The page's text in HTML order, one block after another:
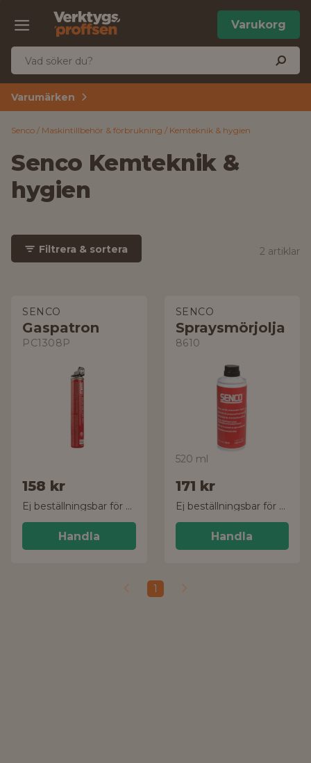
Varukorg
Varumärken
Senco Maskintillbehör & förbrukning Kemteknik & hygien
Senco Kemteknik &
hygien
Filtrera & sortera 2 artiklar
SENCO
Gaspatron
PC1308P
158 kr
Ej beställningsbar för tillfället
Handla
SENCO
Spraysmörjolja
8610
520 ml
171 kr
Ej beställningsbar för tillfället
Handla
1